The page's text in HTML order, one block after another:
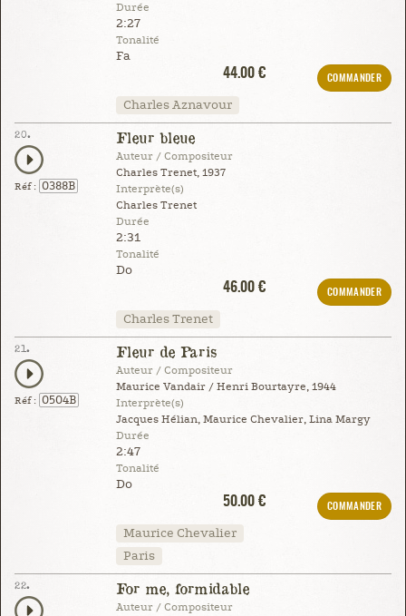
Durée
2:27
Tonalité
Fa
44.00 €
COMMANDER
Charles Aznavour
20.
Réf : 0388B
Fleur bleue
Auteur / Compositeur
Charles Trenet, 1937
Interprète(s)
Charles Trenet
Durée
2:31
Tonalité
Do
46.00 €
COMMANDER
Charles Trenet
21.
Réf : 0504B
Fleur de Paris
Auteur / Compositeur
Maurice Vandair / Henri Bourtayre, 1944
Interprète(s)
Jacques Hélian, Maurice Chevalier, Lina Margy
Durée
2:47
Tonalité
Do
50.00 €
COMMANDER
Maurice Chevalier
Paris
22. For me, formidable
Auteur / Compositeur